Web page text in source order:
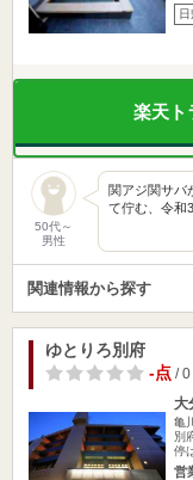
日
楽天ト
50代～
男性
関アジ関サバ
て佇む、令和
関連情報から探す
ゆとりろ別府
-点/ 0
大
亀
別
停
営